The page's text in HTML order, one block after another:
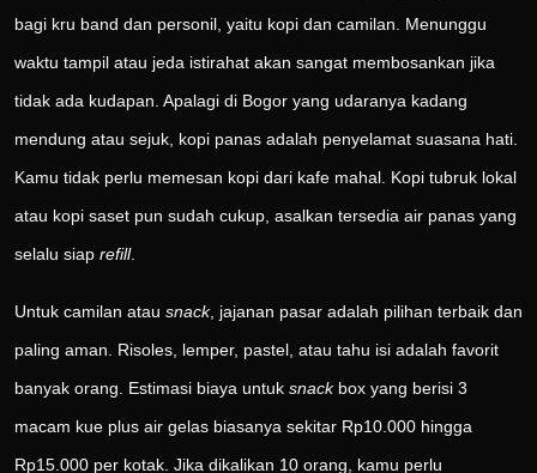
bagi kru band dan personil, yaitu kopi dan camilan. Menunggu
waktu tampil atau jeda istirahat akan sangat membosankan jika
tidak ada kudapan. Apalagi di Bogor yang udaranya kadang
mendung atau sejuk, kopi panas adalah penyelamat suasana hati.
Kamu tidak perlu memesan kopi dari kafe mahal. Kopi tubruk lokal
atau kopi saset pun sudah cukup, asalkan tersedia air panas yang
selalu siap refill.
Untuk camilan atau snack, jajanan pasar adalah pilihan terbaik dan
paling aman. Risoles, lemper, pastel, atau tahu isi adalah favorit
banyak orang. Estimasi biaya untuk snackbox yang berisi 3
macam kue plus air gelas biasanya sekitar Rp10.000 hingga
Rp15.000 per kotak. Jika dikalikan 10 orang, kamu perlu